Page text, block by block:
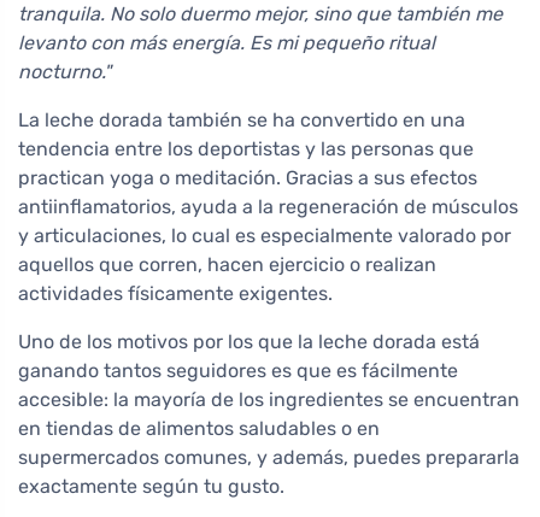
tranquila. No solo duermo mejor, sino que también me
levanto con más energía. Es mi pequeño ritual
nocturno."
La leche dorada también se ha convertido en una
tendencia entre los deportistas y las personas que
practican yoga o meditación. Gracias a sus efectos
antiinflamatorios, ayuda a la regeneración de músculos
y articulaciones, lo cual es especialmente valorado por
aquellos que corren, hacen ejercicio o realizan
actividades físicamente exigentes.
Uno de los motivos por los que la leche dorada está
ganando tantos seguidores es que es fácilmente
accesible: la mayoría de los ingredientes se encuentran
en tiendas de alimentos saludables o en
supermercados comunes, y además, puedes prepararla
exactamente según tu gusto.